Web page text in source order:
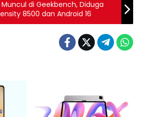
Muncul di Geekbench, Diduga
8500 dan Android 16